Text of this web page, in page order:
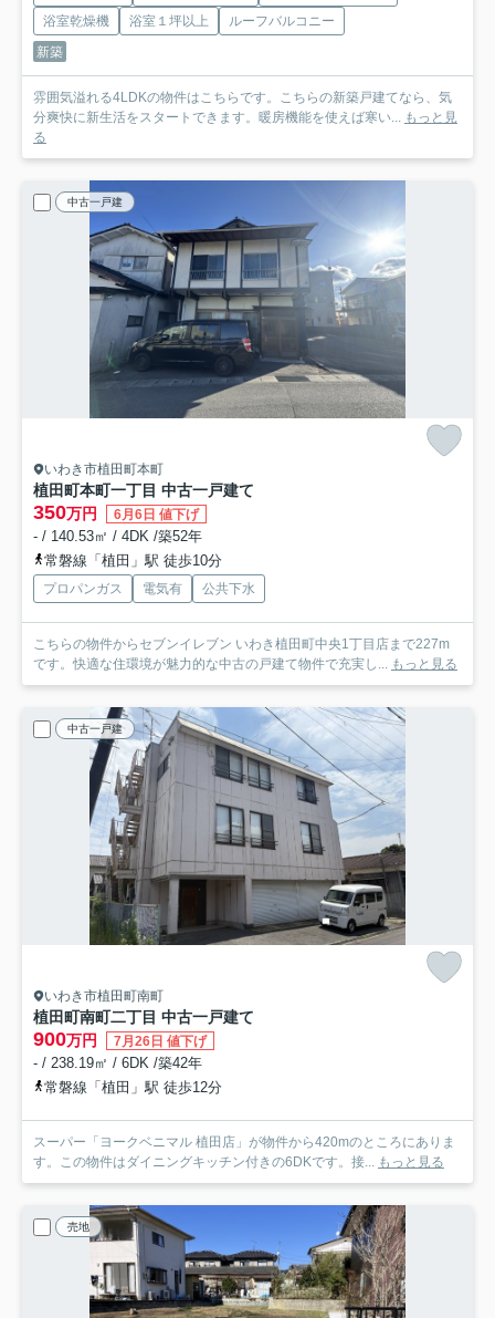
浴室乾燥機
浴室１坪以上
ルーフバルコニー
新築
雰囲気溢れる4LDKの物件はこちらです。こちらの新築戸建てなら、気
分爽快に新生活をスタートできます。暖房機能を使えば寒い... もっと見
る
中古一戸建
いわき市植田町本町
植田町本町一丁目 中古一戸建て
350万円 6月6日 値下げ
- / 140.53㎡ / 4DK /築52年
常磐線「植田」駅 徒歩10分
プロパンガス 電気有 公共下水
こちらの物件からセブンイレブン いわき植田町中央1丁目店まで227m
です。快適な住環境が魅力的な中古の戸建て物件で充実し... もっと見る
中古一戸建
いわき市植田町南町
植田町南町二丁目 中古一戸建て
900万円 7月26日 値下げ
- / 238.19㎡ / 6DK /築42年
常磐線「植田」駅 徒歩12分
スーパー「ヨークベニマル 植田店」が物件から420mのところにありま
す。この物件はダイニングキッチン付きの6DKです。接... もっと見る
売地